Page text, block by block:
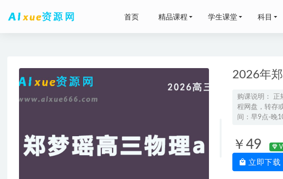
首页 精品课程 学生课堂 科目
2026年
购课说明： 正
程网盘，转存
间：早9点-晚
￥49
立即下载
新东方2024毛慧高三生物二
2025郑梦瑶高二物理a+下学期
2026年李秋颖高二语文a+上
ps设计教程-视频教学大全